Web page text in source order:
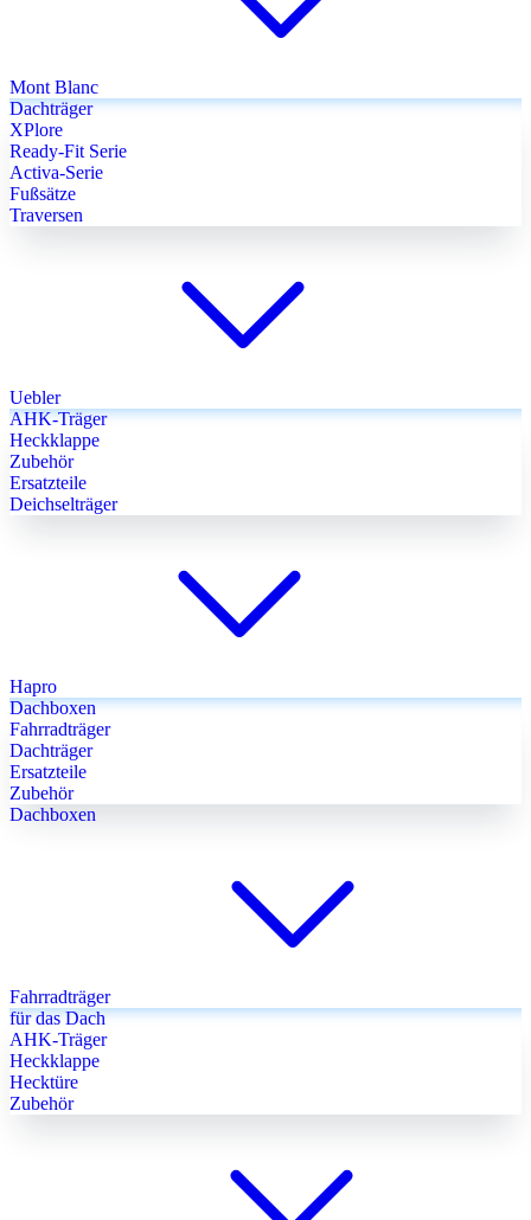
Mont Blanc
Dachträger
XPlore
Ready-Fit Serie
Activa-Serie
Fußsätze
Traversen
Uebler
AHK-Träger
Heckklappe
Zubehör
Ersatzteile
Deichselträger
Hapro
Dachboxen
Fahrradträger
Dachträger
Ersatzteile
Zubehör
Dachboxen
Fahrradträger
für das Dach
AHK-Träger
Heckklappe
Hecktüre
Zubehör